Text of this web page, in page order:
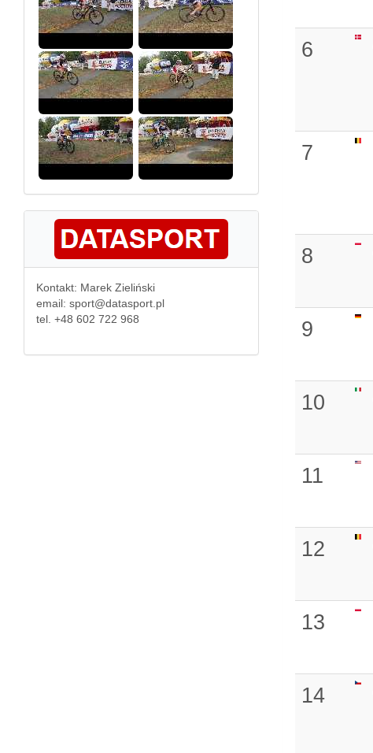
Kontakt: Marek Zieliński
email: sport@datasport.pl
tel. +48 602 722 968
6
7
8
9
10
11
12
13
14